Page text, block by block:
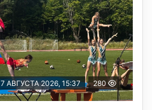
7 АВГУСТА 2026, 15:37 280